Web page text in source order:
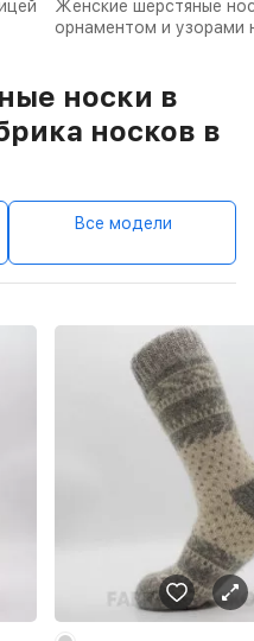
Женские шерстяные
орнаментом и узорами
носки в
носков в
Все модели